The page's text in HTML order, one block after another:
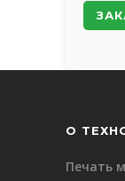
О
Печать